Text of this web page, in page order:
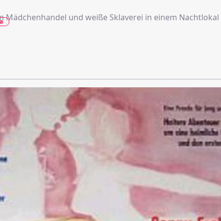
Mädchenhandel und weiße Sklaverei in einem Nachtlokal